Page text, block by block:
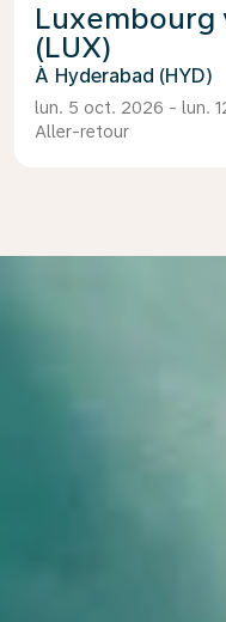
Luxembourg
(LUX)
Hyderabad (HYD)
lun. 5 oct. 2026 - lun.
Aller-retour